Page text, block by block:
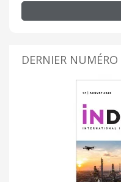
DERNIER NUMÉRO